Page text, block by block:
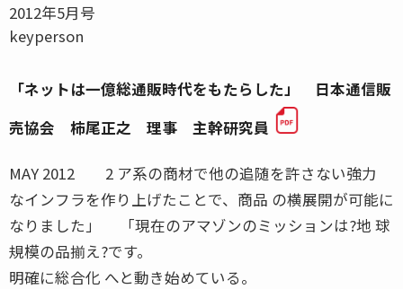
2012年5月号
keyperson
「ネットは一億総通販時代をもたらした」 日本通信販
売協会 柿尾正之 理事 主幹研究員
MAY 2012 2 ア系の商材で他の追随を許さない強力
なインフラを作り上げたことで、商品 の横展開が可能に
なりました」 「現在のアマゾンのミッションは?地 球
規模の品揃え?です。
明確に総合化 へと動き始めている。